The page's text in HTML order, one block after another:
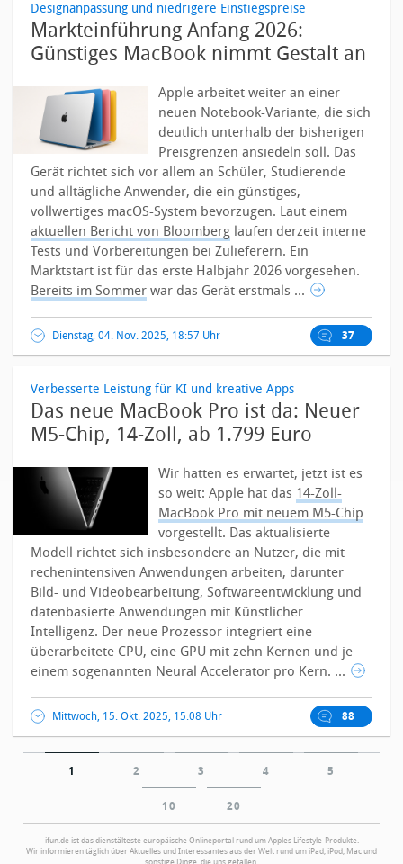
Designanpassung und niedrigere Einstiegspreise
Markteinführung Anfang 2026:
Günstiges MacBook nimmt Gestalt an
Apple arbeitet weiter an einer
neuen Notebook-Variante, die sich
deutlich unterhalb der bisherigen
Preisgrenzen ansiedeln soll. Das
Gerät richtet sich vor allem an Schüler, Studierende
und alltägliche Anwender, die ein günstiges,
vollwertiges macOS-System bevorzugen. Laut einem
aktuellen Bericht von Bloomberg laufen derzeit interne
Tests und Vorbereitungen bei Zulieferern. Ein
Marktstart ist für das erste Halbjahr 2026 vorgesehen.
Bereits im Sommer war das Gerät erstmals ...
Dienstag, 04. Nov. 2025, 18:57 Uhr 37
Verbesserte Leistung für KI und kreative Apps
Das neue MacBook Pro ist da: Neuer
M5-Chip, 14-Zoll, ab 1.799 Euro
Wir hatten es erwartet, jetzt ist es
so weit: Apple hat das 14-Zoll-
MacBook Pro mit neuem M5-Chip
vorgestellt. Das aktualisierte
Modell richtet sich insbesondere an Nutzer, die mit
rechenintensiven Anwendungen arbeiten, darunter
Bild- und Videobearbeitung, Softwareentwicklung und
datenbasierte Anwendungen mit Künstlicher
Intelligenz. Der neue Prozessor integriert eine
überarbeitete CPU, eine GPU mit zehn Kernen und je
einem sogenannten Neural Accelerator pro Kern. ...
Mittwoch, 15. Okt. 2025, 15:08 Uhr 88
1 2 3 4 5
10 20
ifun.de ist das dienstälteste europäische Onlineportal rund um Apples Lifestyle-Produkte.
Wir informieren täglich über Aktuelles und Interessantes aus der Welt rund um iPad, iPod, Mac und
sonstige Dinge, die uns gefallen.